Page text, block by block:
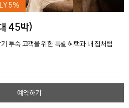
5%
45박)
투숙 고객을 위한 특별 혜택과 내 집처럼
예약하기